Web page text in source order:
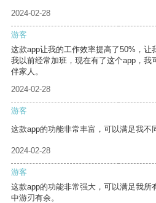
2024-02-28
游客
这款app让我的工作效率提高了50%，让
我以前经常加班，现在有了这个app，我
伴家人。
2024-02-28
游客
这款app的功能非常丰富，可以满足我不
2024-02-28
游客
这款app的功能非常强大，可以满足我所
中游刃有余。